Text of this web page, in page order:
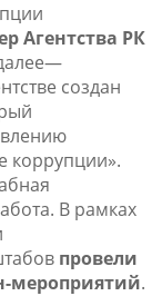
Агентства РК
создан
коррупции».
В рамках
провели
мероприятий.